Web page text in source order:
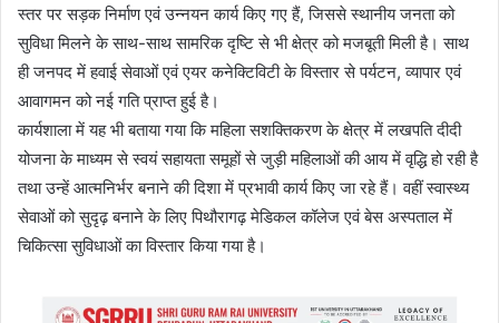
स्तर पर सड़क निर्माण एवं उन्नयन कार्य किए गए हैं, जिससे स्थानीय जनता को
सुविधा मिलने के साथ-साथ सामरिक दृष्टि से भी क्षेत्र को मजबूती मिली है। साथ
ही जनपद में हवाई सेवाओं एवं एयर कनेक्टिविटी के विस्तार से पर्यटन, व्यापार एवं
आवागमन को नई गति प्राप्त हुई है।
कार्यशाला में यह भी बताया गया कि महिला सशक्तिकरण के क्षेत्र में लखपति दीदी
योजना के माध्यम से स्वयं सहायता समूहों से जुड़ी महिलाओं की आय में वृद्धि हो रही है
तथा उन्हें आत्मनिर्भर बनाने की दिशा में प्रभावी कार्य किए जा रहे हैं। वहीं स्वास्थ्य
सेवाओं को सुदृढ़ बनाने के लिए पिथौरागढ़ मेडिकल कॉलेज एवं बेस अस्पताल में
चिकित्सा सुविधाओं का विस्तार किया गया है।